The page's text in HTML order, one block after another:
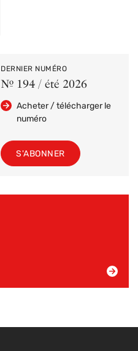
DERNIER NUMÉRO
Nº 194 / été 2026
Acheter / télécharger le
numéro
S'ABONNER